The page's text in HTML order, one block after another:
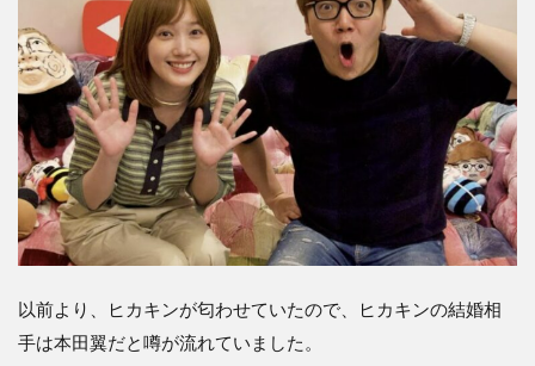
以前より、ヒカキンが匂わせていたので、ヒカキンの結婚相
手は本田翼だと噂が流れていました。